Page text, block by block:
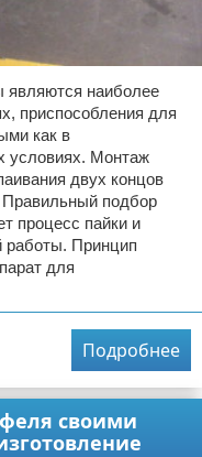
являются наиболее
приспособления для
как в
условиях. Монтаж
двух концов
Правильный подбор
процесс пайки и
работы. Принцип
для
Подробнее
своими